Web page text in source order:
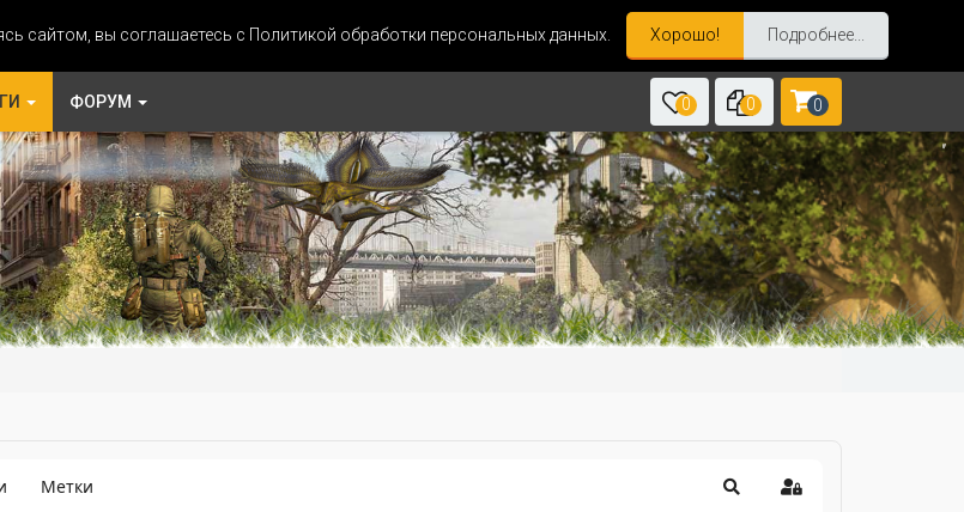
сайтом, вы соглашаетесь с Политикой обработки персональных данных. Хорошо! Подробнее...
ФОРУМ 0 0 0
Метки